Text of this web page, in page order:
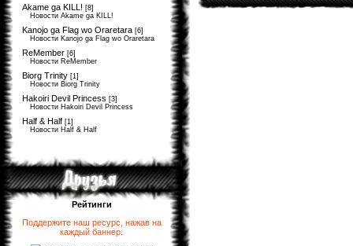
Akame ga KILL! [8]
Новости Akame ga KILL!
Kanojo ga Flag wo Oraretara [6]
Новости Kanojo ga Flag wo Oraretara
ReMember [6]
Новости ReMember
Biorg Trinity [1]
Новости Biorg Trinity
Hakoiri Devil Princess [3]
Новости Hakoiri Devil Princess
Half & Half [1]
Новости Half & Half
Рейтинги
Поддержите наш ресурс, нажав на
каждый баннер